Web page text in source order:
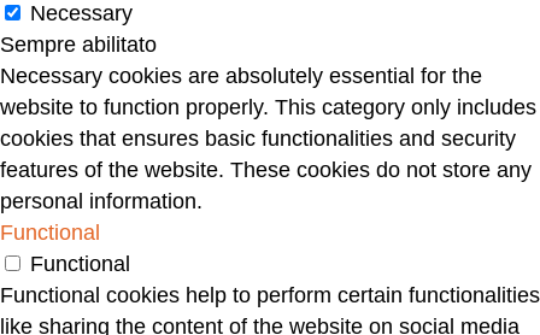
Necessary
Sempre abilitato
Necessary cookies are absolutely essential for the
website to function properly. This category only includes
cookies that ensures basic functionalities and security
features of the website. These cookies do not store any
personal information.
Functional
Functional
Functional cookies help to perform certain functionalities
like sharing the content of the website on social media